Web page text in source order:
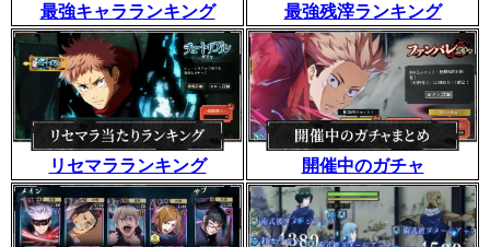
最強キャラランキング 最強残滓ランキング
リセマラランキング 開催中のガチャ